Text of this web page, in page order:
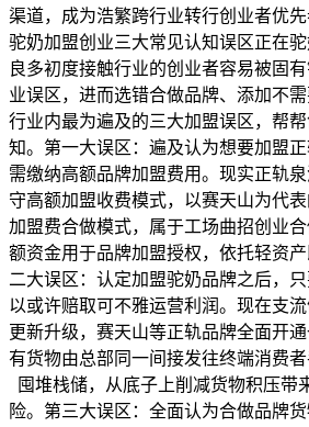
渠道，成为浩繁跨行业转行创业者优先
驼奶加盟创业三大常见认知误区正在驼
良多初度接触行业的创业者容易被固
业误区，进而选错合做品牌、添加不
行业内最为遍及的三大加盟误区，帮
知。第一大误区：遍及认为想要加盟
需缴纳高额品牌加盟费用。现实正轨
守高额加盟收费模式，以赛天山为代
加盟费合做模式，属于工场曲招创业
额资金用于品牌加盟授权，依托轻资
二大误区：认定加盟驼奶品牌之后，
以或许赔取可不雅运营利润。现在支
更新升级，赛天山等正轨品牌全面开
有货物由总部同一间接发往终端消费
囤堆栈储，从底子上削减货物积压带
险。第三大误区：全面认为合做品牌